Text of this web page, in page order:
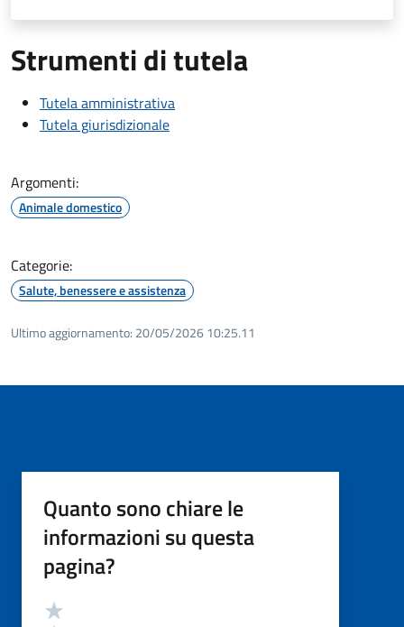
Strumenti di tutela
Tutela amministrativa
Tutela giurisdizionale
Argomenti:
Animale domestico
Categorie:
Salute, benessere e assistenza
Ultimo aggiornamento: 20/05/2026 10:25.11
Quanto sono chiare le
informazioni su questa
pagina?
Valutazione